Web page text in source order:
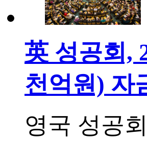
英 성공회,
천억원) 자
영국 성공